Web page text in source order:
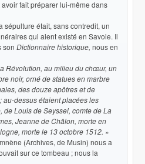
fait préparer lui-même dans
sépulture était, sans contredit, un
qui aient existé en Savoie. Il
son Dictionnaire historique, nous en
Révolution, au milieu du chœur, un
noir, orné de statues en marbre
des douze apôtres et de
dessus étaient placées les
de Louis de Seyssel, comte de La
Jeanne de Châlon, morte en
morte le 13 octobre 1512. »
(Archives, de Musin) nous a
sur ce tombeau ; nous la